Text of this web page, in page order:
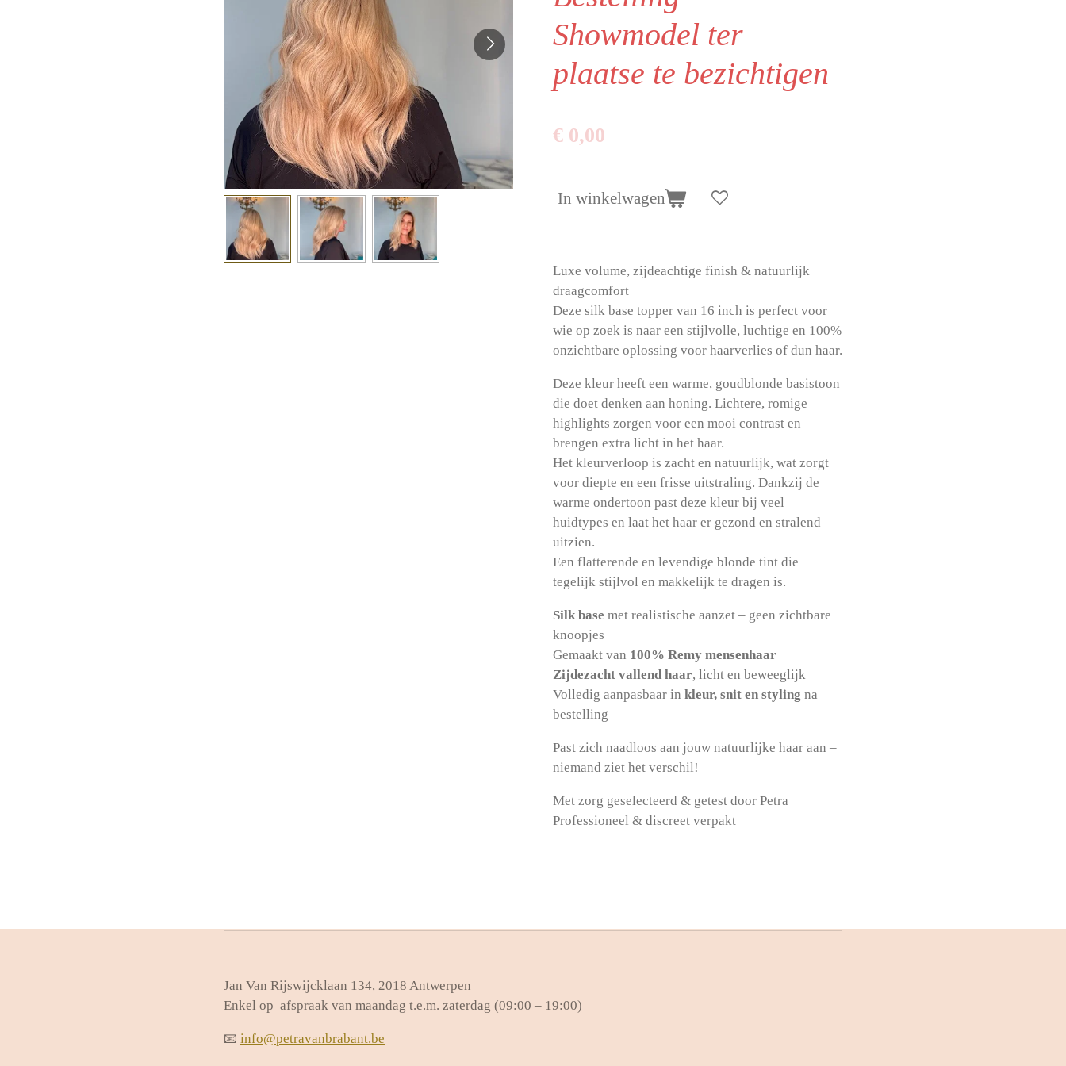
Showmodel ter
plaatse te bezichtigen
€ 0,00
In winkelwagen
Luxe volume, zijdeachtige finish & natuurlijk
draagcomfort
Deze silk base topper van 16 inch is perfect voor
wie op zoek is naar een stijlvolle, luchtige en 100%
onzichtbare oplossing voor haarverlies of dun haar.
Deze kleur heeft een warme, goudblonde basistoon
die doet denken aan honing. Lichtere, romige
highlights zorgen voor een mooi contrast en
brengen extra licht in het haar.
Het kleurverloop is zacht en natuurlijk, wat zorgt
voor diepte en een frisse uitstraling. Dankzij de
warme ondertoon past deze kleur bij veel
huidtypes en laat het haar er gezond en stralend
uitzien.
Een flatterende en levendige blonde tint die
tegelijk stijlvol en makkelijk te dragen is.
Silk base met realistische aanzet – geen zichtbare
knoopjes
Gemaakt van 100% Remy mensenhaar
Zijdezacht vallend haar, licht en beweeglijk
Volledig aanpasbaar in kleur, snit en styling na
bestelling
Past zich naadloos aan jouw natuurlijke haar aan –
niemand ziet het verschil!
Met zorg geselecteerd & getest door Petra
Professioneel & discreet verpakt
Jan Van Rijswijcklaan 134, 2018 Antwerpen
Enkel op afspraak van maandag t.e.m. zaterdag (09:00 – 19:00)
📧 info@petravanbrabant.be